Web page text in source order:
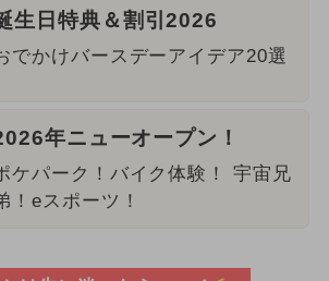
生日特典＆割引2026
でかけバースデーアイデア20選
年ニューオープン！
ケパーク！バイク体験！ 宇宙兄
！eスポーツ！